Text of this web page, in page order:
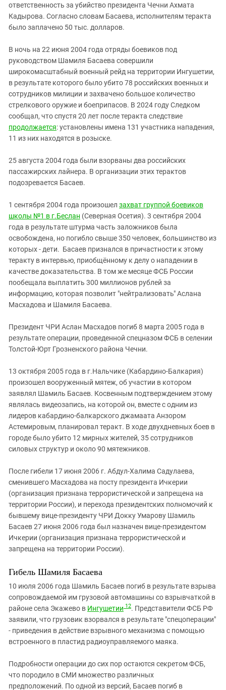
ответственность за убийство президента Чечни Ахмата
Кадырова. Согласно словам Басаева, исполнителям теракта
было заплачено 50 тыс. долларов.
В ночь на 22 июня 2004 года отряды боевиков под
руководством Шамиля Басаева совершили
широкомасштабный военный рейд на территории Ингушетии,
в результате которого было убито 78 российских военных и
сотрудников милиции и захвачено большое количество
стрелкового оружие и боеприпасов. В 2024 году Следком
сообщал, что спустя 20 лет после теракта следствие
продолжается: установлены имена 131 участника нападения,
11 из них находятся в розыске.
25 августа 2004 года были взорваны два российских
пассажирских лайнера. В организации этих терактов
подозревается Басаев.
1 сентября 2004 года произошел захват группой боевиков
школы №1 в г.Беслан (Северная Осетия). 3 сентября 2004
года в результате штурма часть заложников была
освобождена, но погибло свыше 350 человек, большинство из
которых - дети. Басаев признался в причастности к этому
теракту в интервью, приобщённому к делу о нападении в
качестве доказательства. В том же месяце ФСБ России
пообещала выплатить 300 миллионов рублей за
информацию, которая позволит "нейтрализовать" Аслана
Масхадова и Шамиля Басаева.
Президент ЧРИ Аслан Масхадов погиб 8 марта 2005 года в
результате операции, проведенной спецназом ФСБ в селении
Толстой-Юрт Грозненского района Чечни.
13 октября 2005 года в г.Нальчике (Кабардино-Балкария)
произошел вооруженный мятеж, об участии в котором
заявлял Шамиль Басаев. Косвенным подтверждением этому
являлась видеозапись, на которой он, вместе с одним из
лидеров кабардино-балкарского джамаата Анзором
Астемировым, планировал теракт. В ходе двухдневных боев в
городе было убито 12 мирных жителей, 35 сотрудников
силовых структур и около 90 мятежников.
После гибели 17 июня 2006 г. Абдул-Халима Садулаева,
сменившего Масхадова на посту президента Ичкерии
(организация признана террористической и запрещена на
территории России), и перехода президентских полномочий к
бывшему вице-президенту ЧРИ Докку Умарову Шамиль
Басаев 27 июня 2006 года был назначен вице-президентом
Ичкерии (организация признана террористической и
запрещена на территории России).
Гибель Шамиля Басаева
10 июля 2006 года Шамиль Басаев погиб в результате взрыва
сопровождаемой им грузовой автомашины со взрывчаткой в
районе села Экажево в Ингушетии 12. Представители ФСБ РФ
заявили, что грузовик взорвался в результате "спецоперации"
- приведения в действие взрывного механизма с помощью
встроенного в пластид радиоуправляемого маяка.
Подробности операции до сих пор остаются секретом ФСБ,
что породило в СМИ множество различных
предположений. По одной из версий, Басаев погиб в